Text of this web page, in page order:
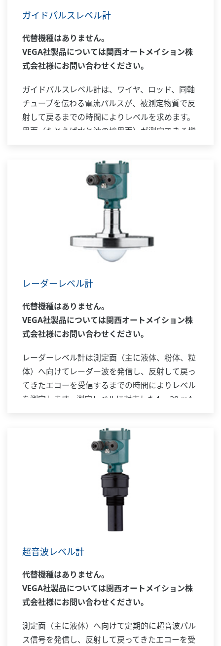
ガイドパルスレベル計
代替機種はありません。
VEGA社製品については関西オートメイション株
式会社様にお問い合わせください。
ガイドパルスレベル計は、ワイヤ、ロッド、同軸
チューブを伝わる電流パルスが、被測定物質で反
射して戻るまでの時間によりレベルを求めます。
界面（たとえば水と油の境界面）が測定できる機
DC 信号を発信・伝送します。電流パルスは、ワ
イヤやロッドの表面あるいは同軸チューブ内を伝
わるので電波を放射せず電磁界の広がりも少ない
ため、狭い場所への設置ができ、湯気や粉塵の影
響も受けにくいといえます。従来難しかった液
体、粉体などさまざまなアプリケーションに対応
レーダーレベル計
代替機種はありません。
VEGA社製品については関西オートメイション株
式会社様にお問い合わせください。
レーダーレベル計は測定面（主に液体、粉体、粒
体）へ向けてレーダー波を発信し、反射して戻っ
てきたエコーを受信するまでの時間によりレベル
を測定します。測定レベルに対応した4 ～20 mA
は温度、圧力などの周囲環境や測定対象の密度、
波立ちなどに影響されにくいため、従来は測定困
難だったアプリケーションにも対応できます。非
接触測定で可動部が無いため、メンテナンスの手
間を低減できます。TIIS 本質安全防爆仕様に対応
したモデルもあります。
超音波レベル計
代替機種はありません。
VEGA社製品については関西オートメイション株
式会社様にお問い合わせください。
測定面（主に液体）へ向けて定期的に超音波パル
ス信号を発信し、反射して戻ってきたエコーを受